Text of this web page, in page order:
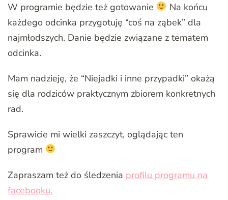
W programie będzie też gotowanie
Na końcu
każdego odcinka przygotuję “coś na ząbek” dla
najmłodszych. Danie będzie związane z tematem
odcinka.
Mam nadzieję, że “Niejadki i inne przypadki” okażą
się dla rodziców praktycznym zbiorem konkretnych
rad.
Sprawicie mi wielki zaszczyt, oglądając ten
program
Zapraszam też do śledzenia profilu programu na
facebooku.